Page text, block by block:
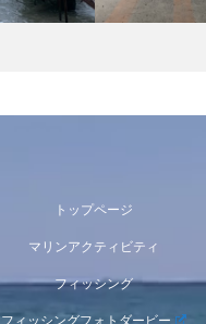
トップページ
マリンアクティビティ
フィッシング
フィッシングフォトダービー